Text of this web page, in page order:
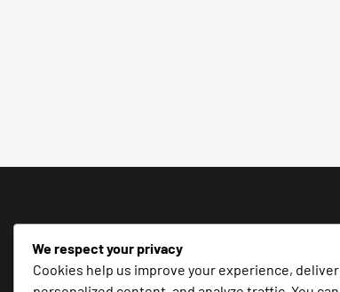
We respect your privacy
Cookies help us improve your experience, deliver